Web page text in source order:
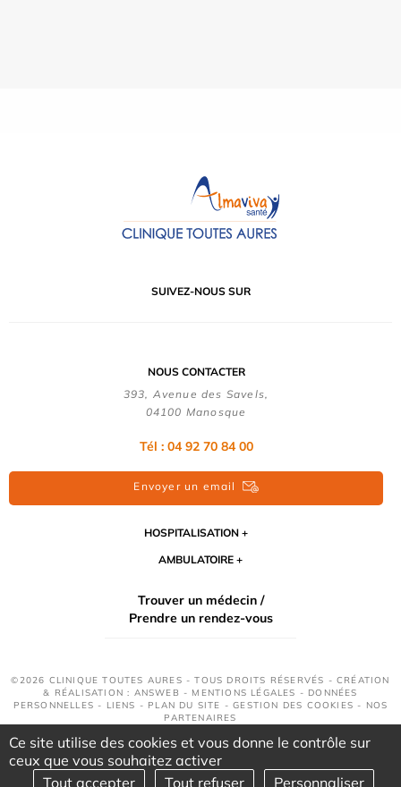
SUIVEZ-NOUS SUR
NOUS CONTACTER
393, Avenue des Savels,
04100 Manosque
Tél : 04 92 70 84 00
Envoyer un email
HOSPITALISATION
AMBULATOIRE
Trouver un médecin /
Prendre un rendez-vous
©2026 CLINIQUE TOUTES AURES - TOUS DROITS RÉSERVÉS - CRÉATION
& RÉALISATION : ANSWEB - MENTIONS LÉGALES - DONNÉES
PERSONNELLES - LIENS - PLAN DU SITE -GESTION DES COOKIES - NOS
PARTENAIRES
Ce site utilise des cookies et vous donne le contrôle sur
ceux que vous souhaitez activer
Tout accepter
Tout refuser Personnaliser